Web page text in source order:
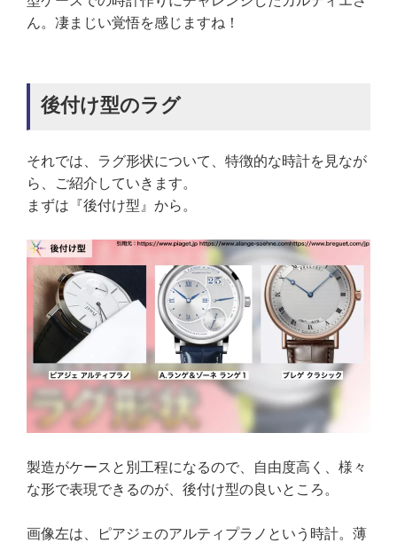
ん。凄まじい覚悟を感じますね！
後付け型のラグ
それでは、ラグ形状について、特徴的な時計を見なが
ら、ご紹介していきます。
まずは『後付け型』から。
製造がケースと別工程になるので、自由度高く、様々
な形で表現できるのが、後付け型の良いところ。
画像左は、ピアジェのアルティプラノという時計。薄